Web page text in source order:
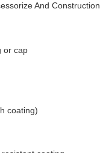
And Construction
or cap
coating)